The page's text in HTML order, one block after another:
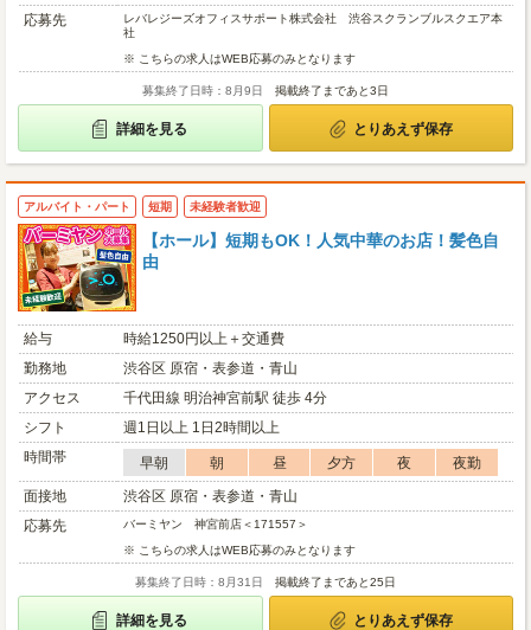
応募先
レバレジーズオフィスサポート株式会社 渋谷スクランブルスクエア本
社
※ こちらの求人はWEB応募のみとなります
募集終了日時：8月9日 掲載終了まであと3日
詳細を見る とりあえず保存
アルバイト・パート 短期 未経験者歓迎
【ホール】短期もOK！人気中華のお店！髪色自
由
給与
時給1250円以上＋交通費
勤務地
渋谷区 原宿・表参道・青山
アクセス
千代田線 明治神宮前駅 徒歩 4分
シフト
週1日以上 1日2時間以上
時間帯
早朝 朝 昼 夕方 夜
夜勤
面接地
渋谷区 原宿・表参道・青山
応募先
バーミヤン 神宮前店＜171557＞
※ こちらの求人はWEB応募のみとなります
募集終了日時：8月31日 掲載終了まであと25日
詳細を見る とりあえず保存